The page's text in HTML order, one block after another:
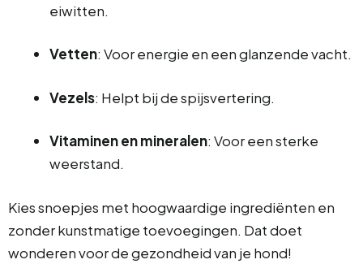
eiwitten.
Vetten: Voor energie en een glanzende vacht.
Vezels: Helpt bij de spijsvertering.
Vitaminen en mineralen: Voor een sterke
weerstand.
Kies snoepjes met hoogwaardige ingrediënten en
zonder kunstmatige toevoegingen. Dat doet
wonderen voor de gezondheid van je hond!